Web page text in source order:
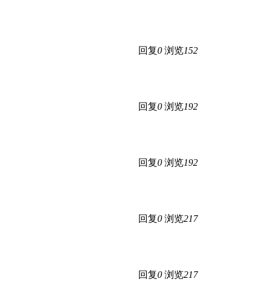
回复0 浏览152
回复0 浏览192
回复0 浏览192
回复0 浏览217
回复0 浏览217